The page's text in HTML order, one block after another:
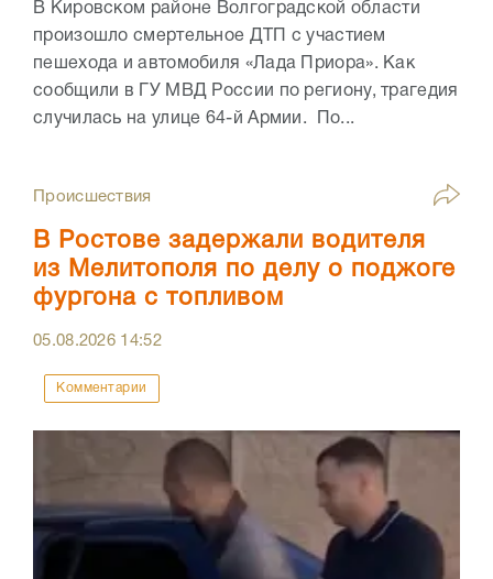
В Кировском районе Волгоградской области
произошло смертельное ДТП с участием
пешехода и автомобиля «Лада Приора». Как
сообщили в ГУ МВД России по региону, трагедия
случилась на улице 64-й Армии. По...
Происшествия
В Ростове задержали водителя
из Мелитополя по делу о поджоге
фургона с топливом
05.08.2026 14:52
Комментарии